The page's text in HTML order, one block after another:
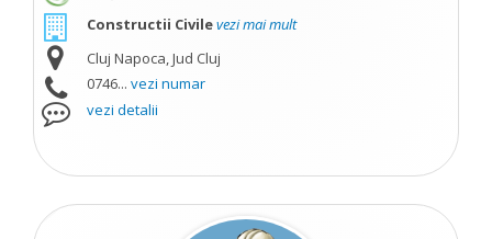
Constructii Civilevezi mai mult
Cluj Napoca, Jud Cluj
0746... vezi numar
vezi detalii